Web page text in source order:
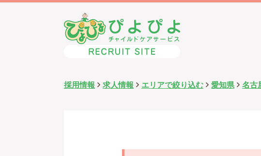
採用情報 求人情報 エリアで絞り込む 愛知県 名古